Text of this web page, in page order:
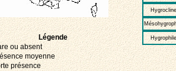
Légende
ou absent
moyenne
présence